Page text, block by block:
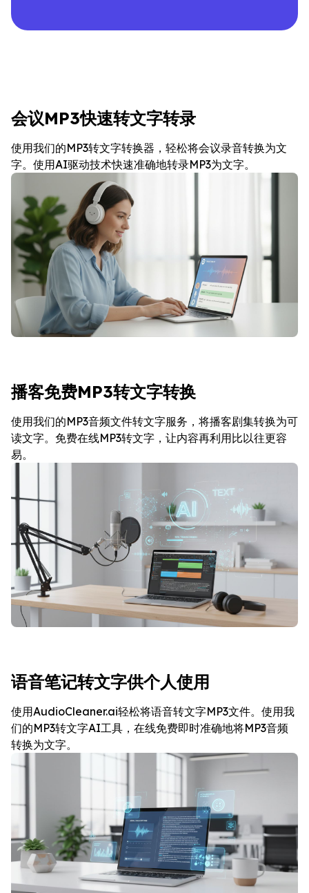
会议MP3快速转文字转录
使用我们的MP3转文字转换器，轻松将会议录音转换为文
字。使用AI驱动技术快速准确地转录MP3为文字。
播客免费MP3转文字转换
使用我们的MP3音频文件转文字服务，将播客剧集转换为可
读文字。免费在线MP3转文字，让内容再利用比以往更容
易。
语音笔记转文字供个人使用
使用AudioCleaner.ai轻松将语音转文字MP3文件。使用我
们的MP3转文字AI工具，在线免费即时准确地将MP3音频
转换为文字。